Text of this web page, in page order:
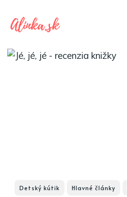
Detský kútik Hlavné články